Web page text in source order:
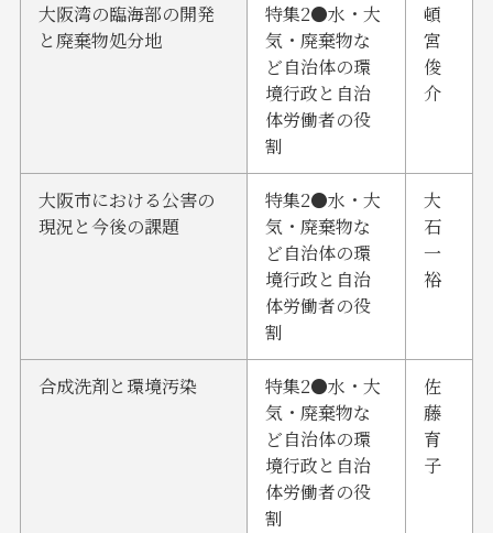
大阪湾の臨海部の開発
と廃棄物処分地
特集2●水・大
気・廃棄物な
ど自治体の環
境行政と自治
体労働者の役
割
頓
宮
俊
介
大阪市における公害の
現況と今後の課題
特集2●水・大
気・廃棄物な
ど自治体の環
境行政と自治
体労働者の役
割
大
石
一
裕
合成洗剤と環境汚染
特集2●水・大
気・廃棄物な
ど自治体の環
境行政と自治
体労働者の役
割
佐
藤
育
子